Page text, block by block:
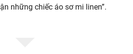
những chiếc áo sơ mi linen”.